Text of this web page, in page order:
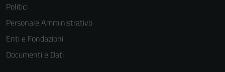
Politici
Personale Amministrativo
Enti e Fondazioni
Documenti e Dati